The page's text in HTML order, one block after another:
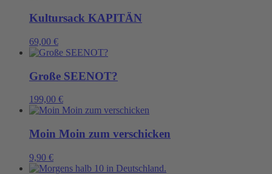
Kultursack KAPITÄN
69,00 €
Große SEENOT?
199,00 €
Moin Moin zum verschicken
9,90 €